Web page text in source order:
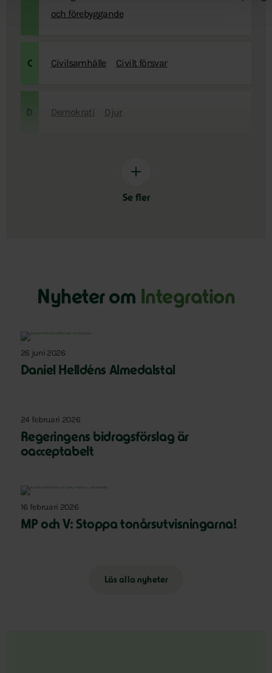
och förebyggande
C Civilsamhälle Civilt försvar
D Demokrati Djur
Se fler
Nyheter om Integration
26 juni 2026
Daniel Helldéns Almedalstal
24 februari 2026
Regeringens bidragsförslag är
oacceptabelt
16 februari 2026
MP och V: Stoppa tonårsutvisningarna!
Läs alla nyheter